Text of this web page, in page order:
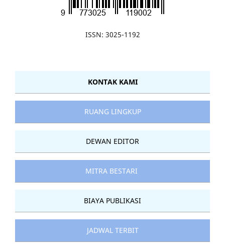
ISSN: 3025-1192
KONTAK KAMI
RUANG LINGKUP
DEWAN EDITOR
MITRA BESTARI
BIAYA PUBLIKASI
JADWAL TERBIT